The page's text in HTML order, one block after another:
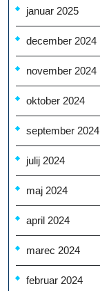
januar 2025
december 2024
november 2024
oktober 2024
september 2024
julij 2024
maj 2024
april 2024
marec 2024
februar 2024